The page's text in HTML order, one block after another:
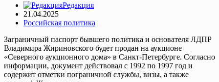
Редакция
21.04.2025
Российская политика
Заграничный паспорт бывшего политика и основателя ЛДПР
Владимира Жириновского будет продан на аукционе
«Северного аукционного дома» в Санкт-Петербурге. Согласно
информации, документ действовал с 1992 по 1997 год и
содержит отметки пограничной службы, визы, а также